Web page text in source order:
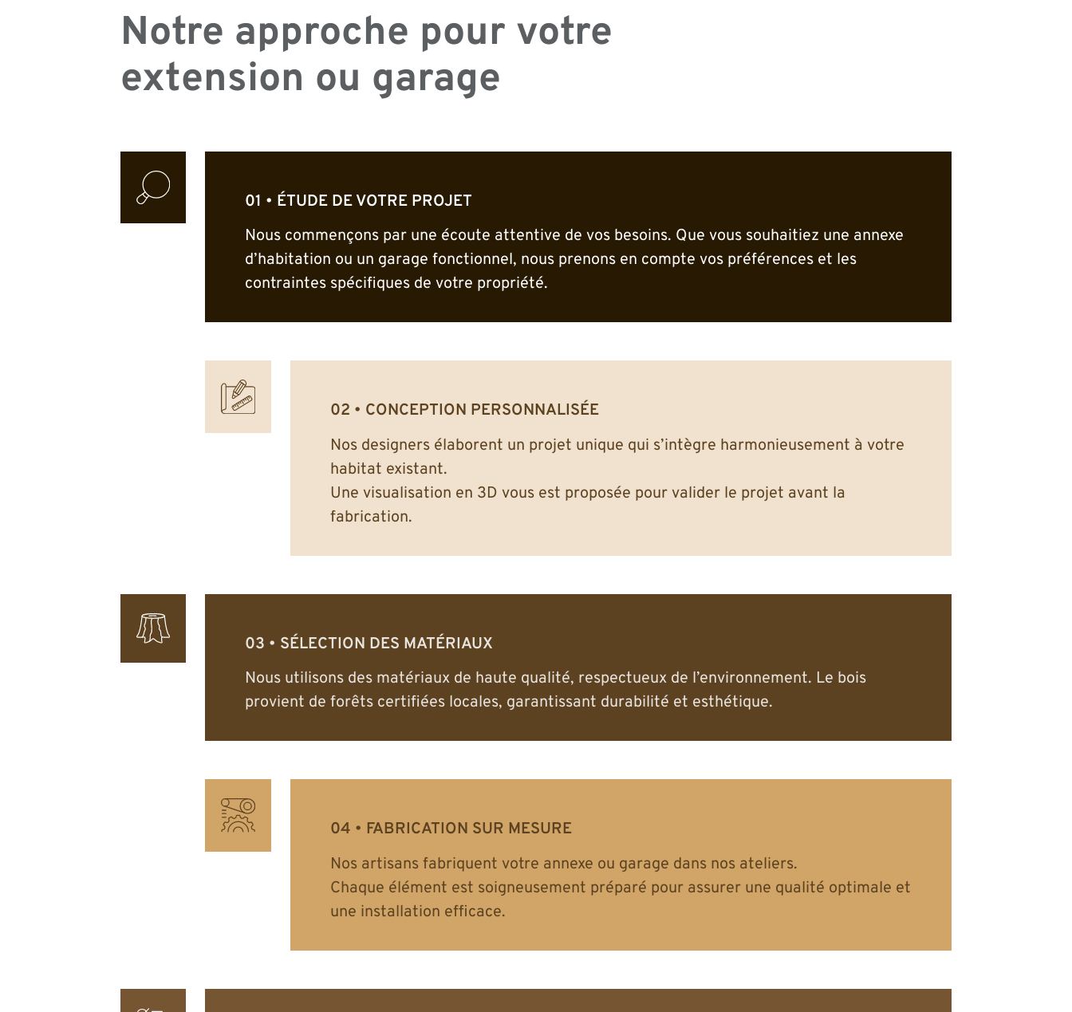
Notre approche pour votre
extension ou garage
ÉTUDE DE VOTRE PROJET
Nous commençons par une écoute attentive de vos besoins. Que vous souhaitiez une annexe
d’habitation ou un garage fonctionnel, nous prenons en compte vos préférences et les
contraintes spécifiques de votre propriété.
CONCEPTION PERSONNALISÉE
Nos designers élaborent un projet unique qui s’intègre harmonieusement à votre
habitat existant.
Une visualisation en 3D vous est proposée pour valider le projet avant la
fabrication.
SÉLECTION DES MATÉRIAUX
Nous utilisons des matériaux de haute qualité, respectueux de l’environnement. Le bois
provient de forêts certifiées locales, garantissant durabilité et esthétique.
FABRICATION SUR MESURE
Nos artisans fabriquent votre annexe ou garage dans nos ateliers.
Chaque élément est soigneusement préparé pour assurer une qualité optimale et
une installation efficace.